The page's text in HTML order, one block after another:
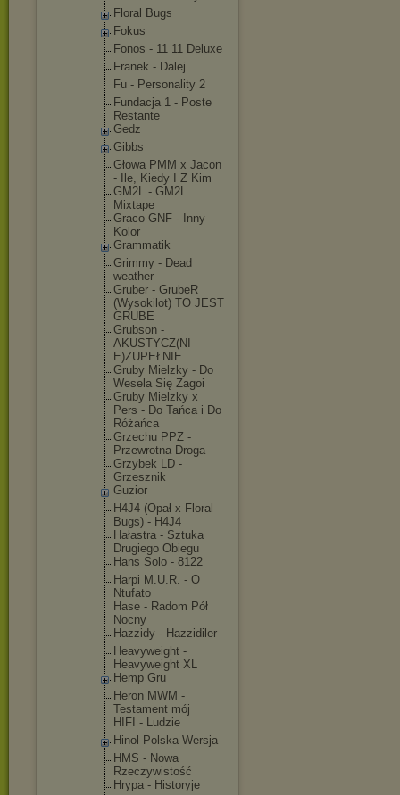
Floral Bugs
Fokus
Fonos - 11 11 Deluxe
Franek - Dalej
Fu - Personality 2
Fundacja 1 - Poste
Restante
Gedz
Gibbs
Głowa PMM x Jacon
- Ile, Kiedy I Z Kim
GM2L - GM2L
Mixtape
Graco GNF - Inny
Kolor
Grammatik
Grimmy - Dead
weather
Gruber - GrubeR
(Wysokilot) TO JEST
GRUBE
Grubson -
AKUSTYCZ(NI
E)ZUPEŁNIE
Gruby Mielzky - Do
Wesela Się Zagoi
Gruby Mielzky x
Pers - Do Tańca i Do
Różańca
Grzechu PPZ -
Przewrotna Droga
Grzybek LD -
Grzesznik
Guzior
H4J4 (Opał x Floral
Bugs) - H4J4
Hałastra - Sztuka
Drugiego Obiegu
Hans Solo - 8122
Harpi M.U.R. - O
Ntufato
Hase - Radom Pół
Nocny
Hazzidy - Hazzidiler
Heavyweight -
Heavyweight XL
Hemp Gru
Heron MWM -
Testament mój
HIFI - Ludzie
Hinol Polska Wersja
HMS - Nowa
Rzeczywistość
Hrypa - Historyje